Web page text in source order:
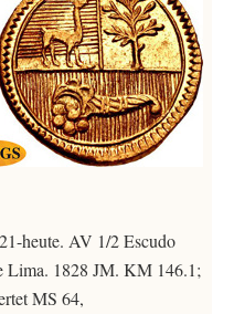
heute. AV 1/2 Escudo
Lima. 1828 JM. KM 146.1;
MS 64,